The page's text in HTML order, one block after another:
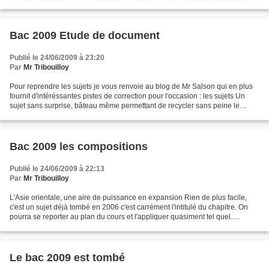
Bac 2009 Etude de document
Publié le 24/06/2009 à 23:20
Par Mr Tribouilloy
Pour reprendre les sujets je vous renvoie au blog de Mr Salson qui en plus
fournit d'intéréssantes pistes de correction pour l'occasion : les sujets Un
sujet sans surprise, bâteau même permettant de recycler sans peine le
Bac 2009 les compositions
Publié le 24/06/2009 à 22:13
Par Mr Tribouilloy
L’Asie orientale, une aire de puissance en expansion Rien de plus facile,
c'est un sujet déjà tombé en 2006 c'est carrément l'intitulé du chapitre. On
pourra se reporter au plan du cours et l'appliquer quasiment tel quel.
Le bac 2009 est tombé